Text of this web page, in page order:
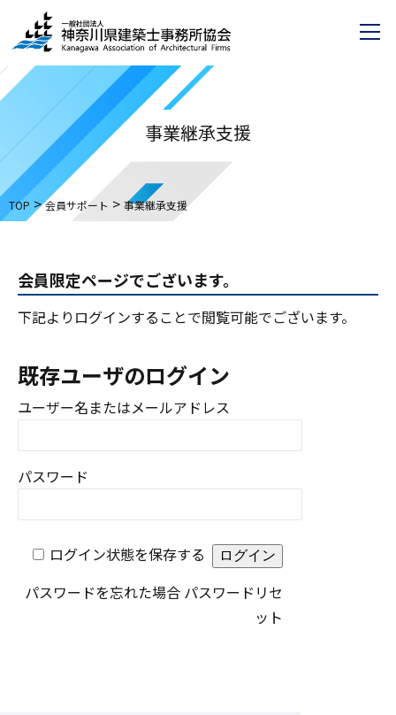
事業継承支援
TOP >会員サポート > 事業継承支援
会員限定ページでございます。
下記よりログインすることで閲覧可能でございます。
既存ユーザのログイン
ユーザー名またはメールアドレス
パスワード
ログイン状態を保存する
パスワードを忘れた場合 パスワードリセ
ット